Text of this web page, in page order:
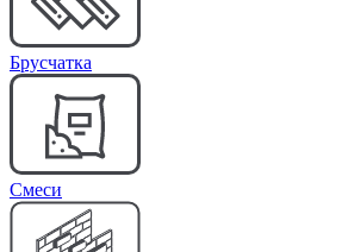
Брусчатка
Cмеси